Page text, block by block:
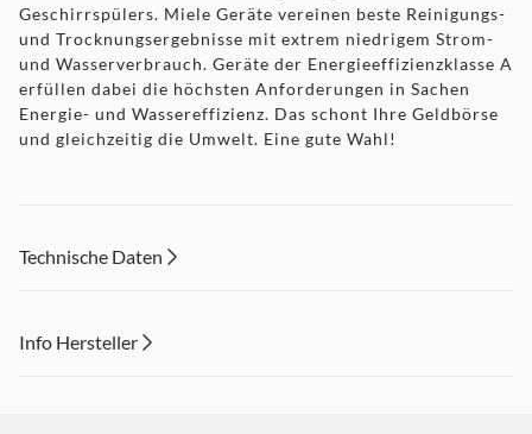
Geschirrspülers. Miele Geräte vereinen beste Reinigungs-
und Trocknungsergebnisse mit extrem niedrigem Strom-
und Wasserverbrauch. Geräte der Energieeffizienzklasse A
erfüllen dabei die höchsten Anforderungen in Sachen
Energie- und Wassereffizienz. Das schont Ihre Geldbörse
und gleichzeitig die Umwelt. Eine gute Wahl!
QuickPowerWash
Technische Daten
Info Hersteller